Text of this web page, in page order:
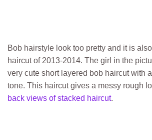
Bob hairstyle look too pretty and it is
haircut of 2013-2014. The girl in the
very cute short layered bob haircut with
tone. This haircut gives a messy rough
back views of stacked haircut.